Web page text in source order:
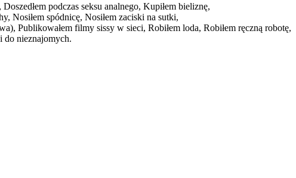
Doszedłem podczas seksu analnego, Kupiłem bieliznę,
Nosiłem spódnicę, Nosiłem zaciski na sutki,
Publikowałem filmy sissy w sieci, Robiłem loda, Robiłem ręczną robotę,
do nieznajomych.